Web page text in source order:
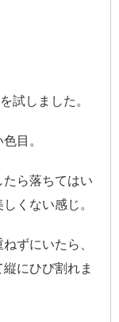
試しました。
目。
ら落ちてはい
くない感じ。
ずにいたら、
にひび割れま